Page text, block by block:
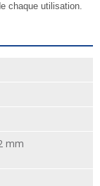
chaque utilisation.
mm